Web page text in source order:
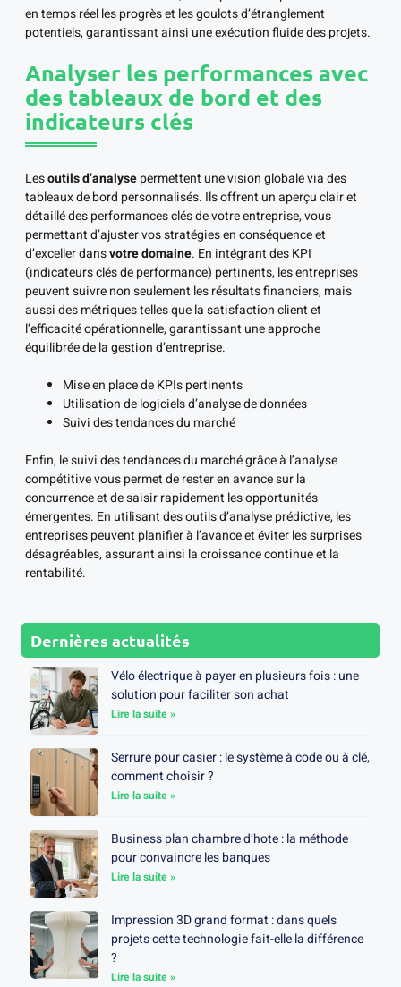
en temps réel les progrès et les goulots d’étranglement
potentiels, garantissant ainsi une exécution fluide des projets.
Analyser les performances avec
des tableaux de bord et des
indicateurs clés
Lesoutils d’analysepermettent une vision globale via des
tableaux de bord personnalisés. Ils offrent un aperçu clair et
détaillé des performances clés de votre entreprise, vous
permettant d’ajuster vos stratégies en conséquence et
d’exceller dansvotre domaine. En intégrant des KPI
(indicateurs clés de performance) pertinents, les entreprises
peuvent suivre non seulement les résultats financiers, mais
aussi des métriques telles que la satisfaction client et
l’efficacité opérationnelle, garantissant une approche
équilibrée de la gestion d’entreprise.
Mise en place de KPIs pertinents
Utilisation de logiciels d’analyse de données
Suivi des tendances du marché
Enfin, le suivi des tendances du marché grâce à l’analyse
compétitive vous permet de rester en avance sur la
concurrence et de saisir rapidement les opportunités
émergentes. En utilisant des outils d’analyse prédictive, les
entreprises peuvent planifier à l’avance et éviter les surprises
désagréables, assurant ainsi la croissance continue et la
rentabilité.
Dernières actualités
Vélo électrique à payer en plusieurs fois : une
solution pour faciliter son achat
Lire la suite »
Serrure pour casier : le système à code ou à clé,
comment choisir ?
Lire la suite »
Business plan chambre d’hote : la méthode
pour convaincre les banques
Lire la suite »
Impression 3D grand format : dans quels
projets cette technologie fait-elle la différence
?
Lire la suite »